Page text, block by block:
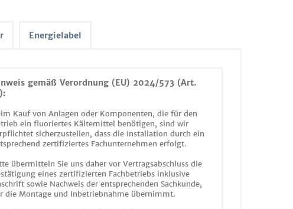
Energielabel
gemäß Verordnung (EU) 2024/573 (Art.
Kauf von Anlagen oder Komponenten, die für den
ein fluoriertes Kältemittel benötigen, sind wir
sicherzustellen, dass die Installation durch ein
zertifiziertes Fachunternehmen erfolgt.
übermitteln Sie uns daher vor Vertragsabschluss die
eines zertifizierten Fachbetriebs inklusive
sowie Nachweis der entsprechenden Sachkunde,
die Montage und Inbetriebnahme übernimmt.